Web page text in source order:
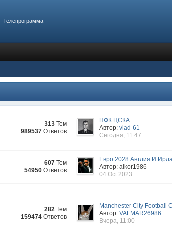
Телепрограмма
313 Тем
989537 Ответов
ПФК ЦСКА
Автор:vlad-61
Сегодня, 11:47
607 Тем
54950 Ответов
Евро 2028 Англия И
Автор: alkor1986
04 Oct 2023
282 Тем
159474 Ответов
Manchester City Football
Автор:VALMAR26986
Вчера, 11:00